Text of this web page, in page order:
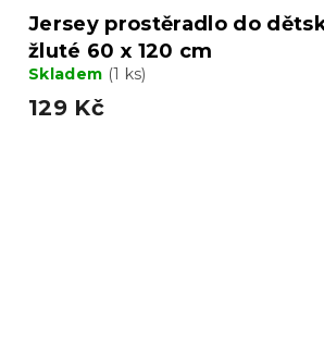
Jersey prostěradlo do
žluté 60 x 120 cm
Skladem (1 ks)
129 Kč